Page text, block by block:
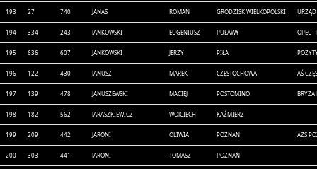
193 27 740 JANAS ROMAN GRODZISK WIELKOPOLSKI URZĄD
194 334 243 JANKOWSKI EUGENIUSZ PUŁAWY OPEC -
195 636 607 JANKOWSKI JERZY PIŁA
196 122 430 JANUSZ MAREK CZĘSTOCHOWA AŚ
197 139 478 JANUSZEWSKI MACIEJ POSTOMINO BRYZA
198 182 562 JARASZKIEWICZ WOJCIECH KAŹMIERZ
199 209 442 JARONI OLIWIA POZNAŃ AZS
200 303 441 JARONI TOMASZ POZNAŃ